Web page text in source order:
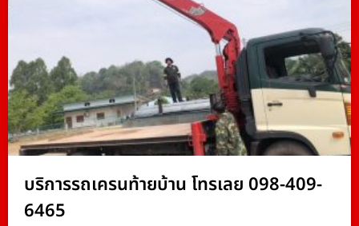
บริการรถเครนท้ายบ้าน โทรเลย 098-409-
6465